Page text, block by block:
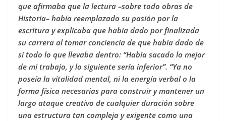
que afirmaba que la lectura –sobre todo obras de
Historia– había reemplazado su pasión por la
escritura y explicaba que había dado por finalizada
su carrera al tomar conciencia de que había dado de
sí todo lo que llevaba dentro: “Había sacado lo mejor
de mi trabajo, y lo siguiente sería inferior”. “Ya no
poseía la vitalidad mental, ni la energía verbal o la
forma física necesarias para construir y mantener un
largo ataque creativo de cualquier duración sobre
una estructura tan compleja y exigente como una